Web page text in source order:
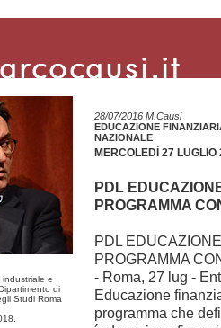
e
di
Studi Roma
28/07/2016 M.Causi
EDUCAZIONE
NAZIONALE
MERCOLEDÌ 27 LUGLIO
PDL
PROGRAMMA
PDL
PROGRAMMA
- Roma, 27 lug -
Educazione
programma che